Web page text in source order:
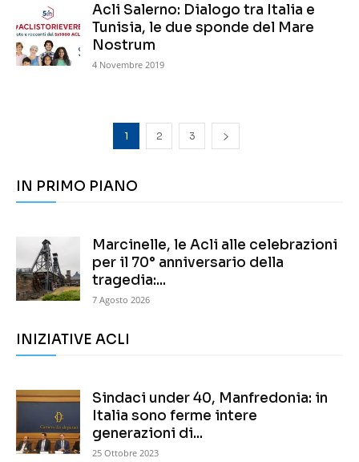
Acli Salerno: Dialogo tra Italia e
Tunisia, le due sponde del Mare
Nostrum
4 Novembre 2019
1 2 3
IN PRIMO PIANO
Marcinelle, le Acli alle celebrazioni
per il 70° anniversario della
tragedia:...
7 Agosto 2026
INIZIATIVE ACLI
Sindaci under 40, Manfredonia: in
Italia sono ferme intere
generazioni di...
25 Ottobre 2023